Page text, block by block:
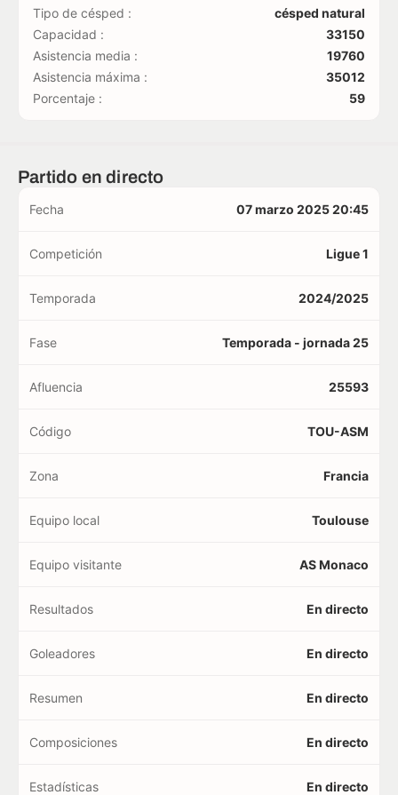
Tipo de césped :
césped natural
Capacidad :
33150
Asistencia media :
19760
Asistencia máxima :
35012
Porcentaje :
59
Partido en directo
Fecha 07 marzo 2025 20:45
Competición Ligue 1
Temporada 2024/2025
Fase Temporada - jornada 25
Afluencia 25593
Código TOU-ASM
Zona Francia
Equipo local Toulouse
Equipo visitante AS Monaco
Resultados En directo
Goleadores En directo
Resumen En directo
Composiciones En directo
Estadísticas En directo